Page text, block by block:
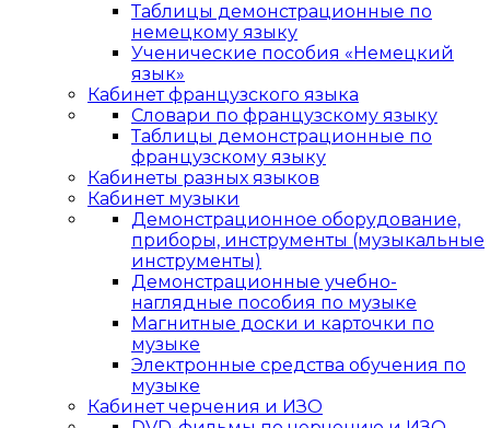
Таблицы демонстрационные по
немецкому языку
Ученические пособия «Немецкий
язык»
Кабинет французского языка
Словари по французскому языку
Таблицы демонстрационные по
французскому языку
Кабинеты разных языков
Кабинет музыки
Демонстрационное оборудование,
приборы, инструменты (музыкальные
инструменты)
Демонстрационные учебно-
наглядные пособия по музыке
Магнитные доски и карточки по
музыке
Электронные средства обучения по
музыке
Кабинет черчения и ИЗО